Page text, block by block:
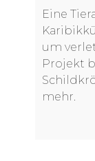
Eine
um
Projekt
mehr.